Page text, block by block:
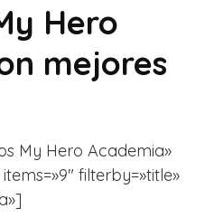
Hero
mejores
My Hero Academia»
filterby=»title»